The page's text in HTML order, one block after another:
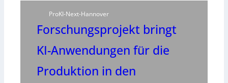
ProKI-Next-Hannover
Forschungsprojekt bringt
KI-Anwendungen für die
Produktion in den